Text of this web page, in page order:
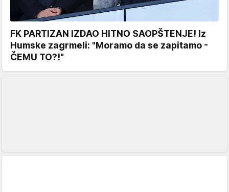
FK PARTIZAN IZDAO HITNO SAOPŠTENJE! Iz
Humske zagrmeli: "Moramo da se zapitamo -
ČEMU TO?!"